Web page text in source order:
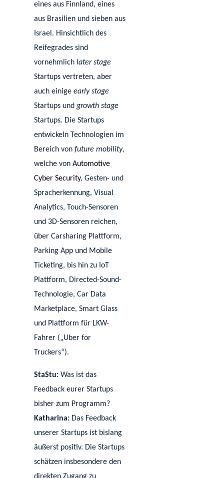
eines aus Finnland, eines
aus Brasilien und sieben aus
Israel. Hinsichtlich des
Reifegrades sind
vornehmlichlater stage
Startups vertreten, aber
auch einigeearly stage
Startups undgrowth stage
Startups. Die Startups
entwickeln Technologien im
Bereich vonfuture mobility,
welche vonAutomotive
Cyber Security, Gesten- und
Spracherkennung, Visual
Analytics, Touch-Sensoren
und 3D-Sensoren reichen,
über Carsharing Plattform,
Parking App und Mobile
Ticketing, bis hin zu IoT
Plattform, Directed-Sound-
Technologie, Car Data
Marketplace, Smart Glass
und Plattform für LKW-
Fahrer („Uber for
Truckers“).
StaStu:Was ist das
Feedback eurer Startups
bisher zum Programm?
Katharina: Das Feedback
unserer Startups ist bislang
äußerst positiv. Die Startups
schätzen insbesondere den